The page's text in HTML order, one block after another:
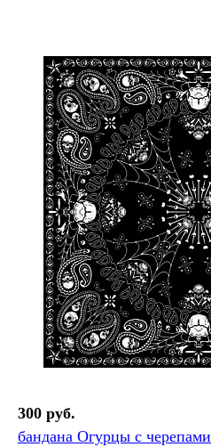
300 руб.
бандана Огурцы с черепами